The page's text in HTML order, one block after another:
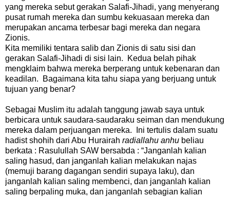
yang mereka sebut gerakan Salafi-Jihadi, yang menyerang
pusat rumah mereka dan sumbu kekuasaan mereka dan
merupakan ancama terbesar bagi mereka dan negara
Zionis.
Kita memiliki tentara salib dan Zionis di satu sisi dan
gerakan Salafi-Jihadi di sisi lain. Kedua belah pihak
mengklaim bahwa mereka berperang untuk kebenaran dan
keadilan. Bagaimana kita tahu siapa yang berjuang untuk
tujuan yang benar?
Sebagai Muslim itu adalah tanggung jawab saya untuk
berbicara untuk saudara-saudaraku seiman dan mendukung
mereka dalam perjuangan mereka. Ini tertulis dalam suatu
hadist shohih dari Abu Hurairah radiallahu anhu beliau
berkata : Rasulullah SAW bersabda : “Janganlah kalian
saling hasud, dan janganlah kalian melakukan najas
(memuji barang dagangan sendiri supaya laku), dan
janganlah kalian saling membenci, dan janganlah kalian
saling berpaling muka, dan janganlah sebagian kalian